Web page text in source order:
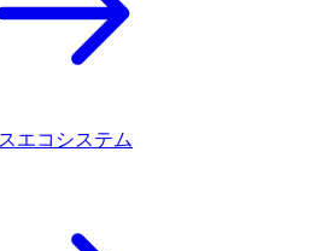
エコシステム